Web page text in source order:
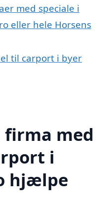
med speciale i
eller hele Horsens
til carport i byer
firma med
i
hjælpe